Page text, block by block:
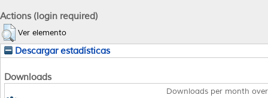
Actions (login required)
Ver elemento
Descargar estadísticas
Downloads
Downloads per month